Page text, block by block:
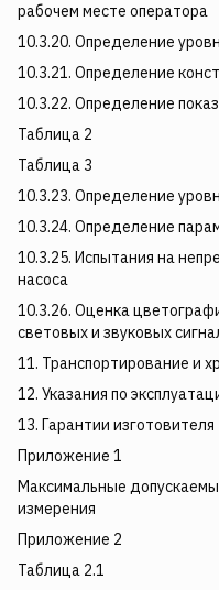
рабочем месте оператора
10.3.20. Определение
10.3.21. Определение
10.3.22. Определение
Таблица 2
Таблица 3
10.3.23. Определение
10.3.24. Определение
10.3.25. Испытания на
насоса
10.3.26. Оценка
световых и звуковых
11. Транспортирование и
12. Указания по
13. Гарантии изготовителя
Приложение 1
Максимальные
измерения
Приложение 2
Таблица 2.1